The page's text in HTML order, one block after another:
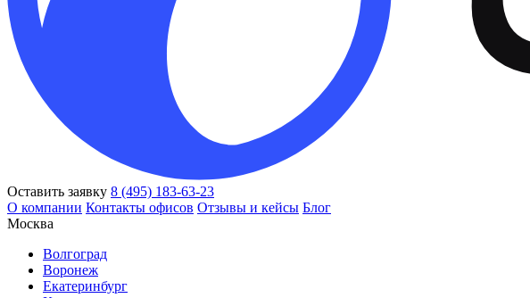
Оставить заявку 8 (495) 183-63-23
О компании Контакты офисов Отзывы и кейсы Блог
Москва
Волгоград
Воронеж
Екатеринбург